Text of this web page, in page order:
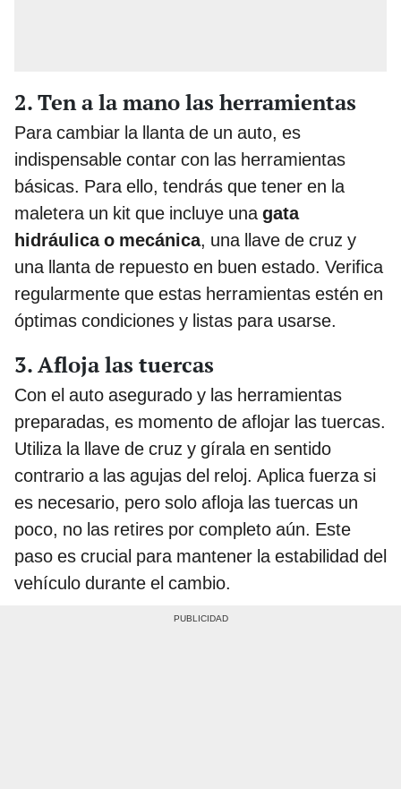
2. Ten a la mano las herramientas
Para cambiar la llanta de un auto, es
indispensable contar con las herramientas
básicas. Para ello, tendrás que tener en la
maletera un kit que incluye unagata
hidráulica o mecánica, una llave de cruz y
una llanta de repuesto en buen estado. Verifica
regularmente que estas herramientas estén en
óptimas condiciones y listas para usarse.
3. Afloja las tuercas
Con el auto asegurado y las herramientas
preparadas, es momento de aflojar las tuercas.
Utiliza la llave de cruz y gírala en sentido
contrario a las agujas del reloj. Aplica fuerza si
es necesario, pero solo afloja las tuercas un
poco, no las retires por completo aún. Este
paso es crucial para mantener la estabilidad del
vehículo durante el cambio.